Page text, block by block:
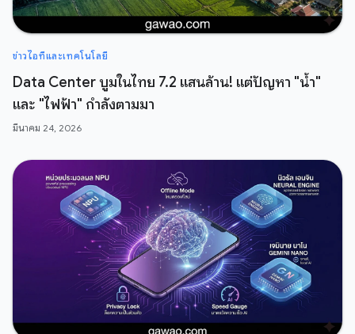
ข่าวไอทีและเทคโนโลยี
Data Center บูมในไทย 7.2 แสนล้าน! แต่ปัญหา "น้ำ"
และ "ไฟฟ้า" กำลังตามมา
มีนาคม 24, 2026